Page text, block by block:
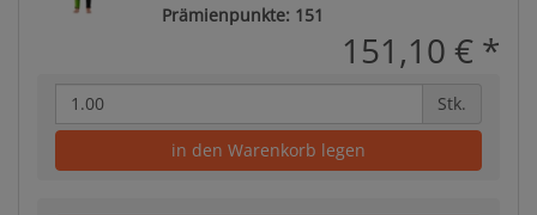
Prämienpunkte: 151
151,10 € *
Stk.
in den Warenkorb legen